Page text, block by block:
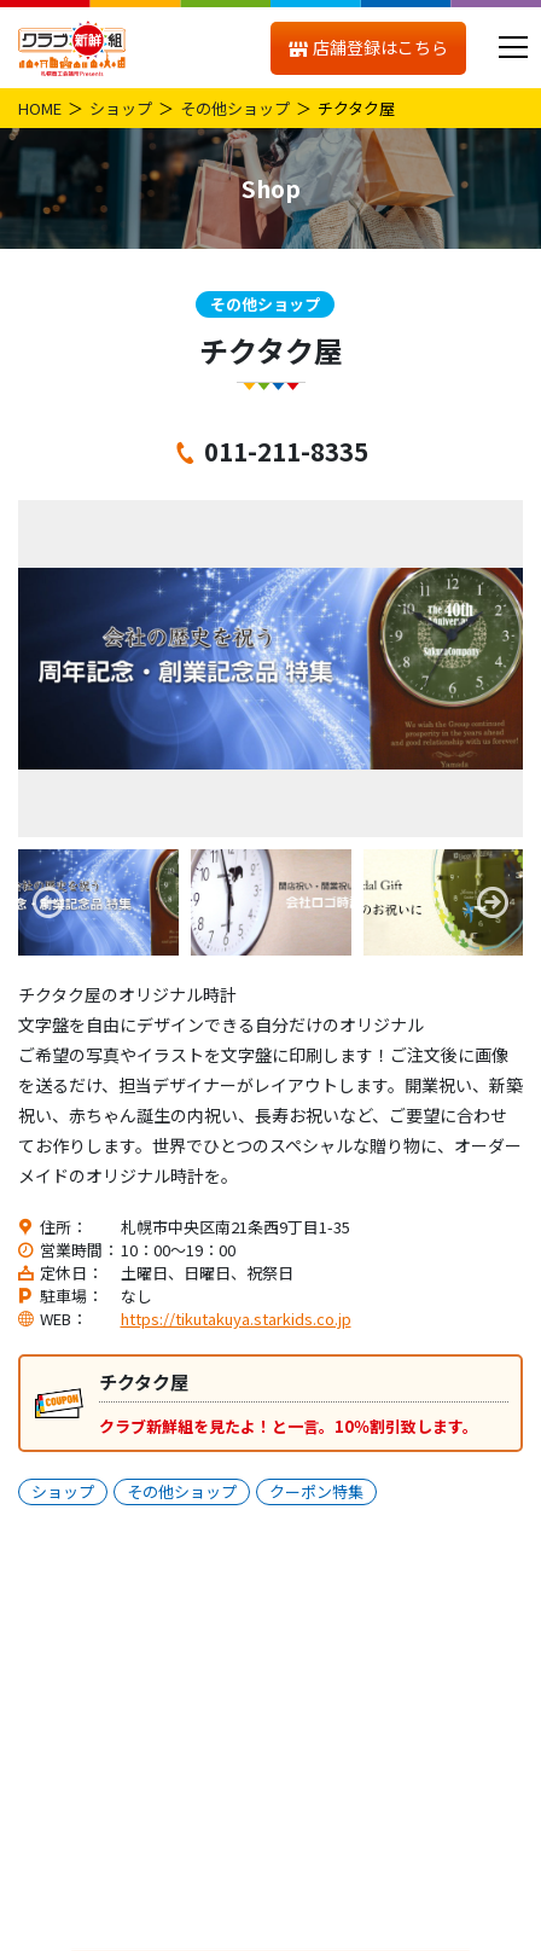
店舗登録はこちら
HOME ショップ その他ショップ チクタク屋
Shop
その他ショップ
チクタク屋
011-211-8335
チクタク屋のオリジナル時計
文字盤を自由にデザインできる自分だけのオリジナル
ご希望の写真やイラストを文字盤に印刷します！ご注文後に画像
を送るだけ、担当デザイナーがレイアウトします。開業祝い、新築
祝い、赤ちゃん誕生の内祝い、長寿お祝いなど、ご要望に合わせ
てお作りします。世界でひとつのスペシャルな贈り物に、オーダー
メイドのオリジナル時計を。
住所：
札幌市中央区南21条西9丁目1-35
営業時間： 10：00～19：00
定休日：
土曜日、日曜日、祝祭日
駐車場：
なし
WEB：
https://tikutakuya.starkids.co.jp
チクタク屋
クラブ新鮮組を見たよ！と一言。10％割引致します。
ショップ その他ショップ クーポン特集